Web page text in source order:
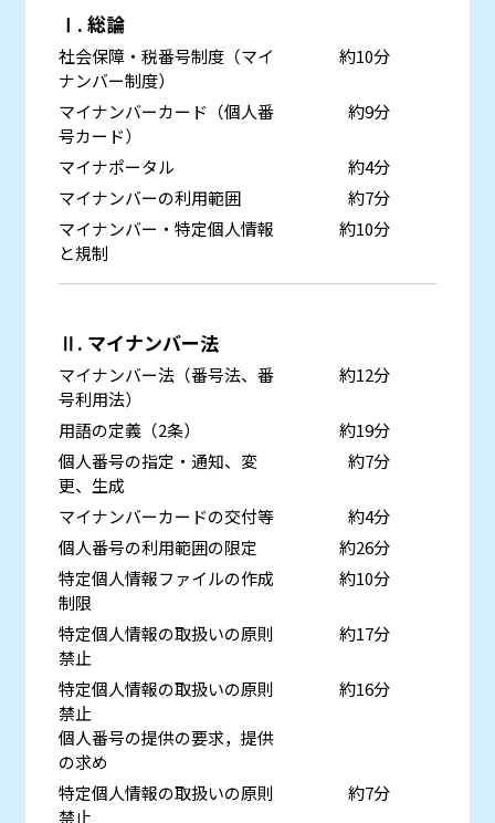
Ⅰ. 総論
社会保障・税番号制度（マイ
ナンバー制度）
約10分
マイナンバーカード（個人番
号カード）
約9分
マイナポータル
約4分
マイナンバーの利用範囲
約7分
マイナンバー・特定個人情報
と規制
約10分
Ⅱ. マイナンバー法
マイナンバー法（番号法、番
号利用法）
約12分
用語の定義（2条）
約19分
個人番号の指定・通知、変
更、生成
約7分
マイナンバーカードの交付等
約4分
個人番号の利用範囲の限定
約26分
特定個人情報ファイルの作成
制限
約10分
特定個人情報の取扱いの原則
禁止
約17分
特定個人情報の取扱いの原則
禁止
個人番号の提供の要求，提供
の求め
約16分
特定個人情報の取扱いの原則
禁止
約7分